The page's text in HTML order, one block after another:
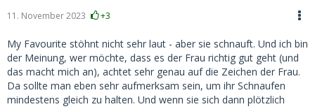
11. November 2023 +3
My Favourite stöhnt nicht sehr laut - aber sie schnauft. Und ich bin
der Meinung, wer möchte, dass es der Frau richtig gut geht (und
das macht mich an), achtet sehr genau auf die Zeichen der Frau.
Da sollte man eben sehr aufmerksam sein, um ihr Schnaufen
mindestens gleich zu halten. Und wenn sie sich dann plötzlich